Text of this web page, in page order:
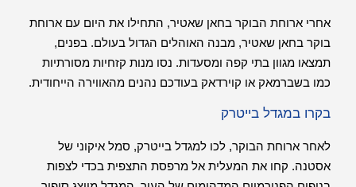
אחרי ארוחת הבוקר בחאן שאטיר, התחילו את היום עם ארוחת
בוקר בחאן שאטיר, מבנה האוהלים הגדול בעולם. בפנים,
תמצאו מגוון בתי קפה ומסעדות. נסו מנות קזחיות מסורתיות
כמו בשברמאק או קוירדאק בעודכם נהנים מהאווירה הייחודית.
בקרו במגדל בייטרק
לאחר ארוחת הבוקר, לכו למגדל בייטרק, סמל איקוני של
אסטנה. קחו את המעלית אל מרפסת התצפית בכדי לצפות